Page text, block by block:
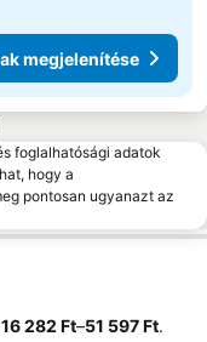
megjelenítése
foglalhatósági adatok
hogy a
pontosan ugyanazt az
‎16 282 Ft–‎51 597 Ft.